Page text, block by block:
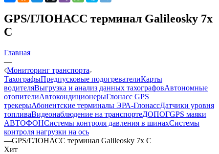
GPS/ГЛОНАСС терминал Galileosky 7x
C
Главная
—
Мониторинг транспорта
ТахографыПредпусковые подогревателиКарты
водителяВыгрузка и анализ данных тахографовАвтономные
отопителиАвтокондиционерыГлонасс GPS
трекерыАбонентские терминалы ЭРА-ГлонассДатчики уровня
топливаВидеонаблюдение на транспортеДОПОГGPS маяки
АВТОФОНСистемы контроля давления в шинахСистемы
контроля нагрузки на ось
—GPS/ГЛОНАСС терминал Galileosky 7x C
Хит